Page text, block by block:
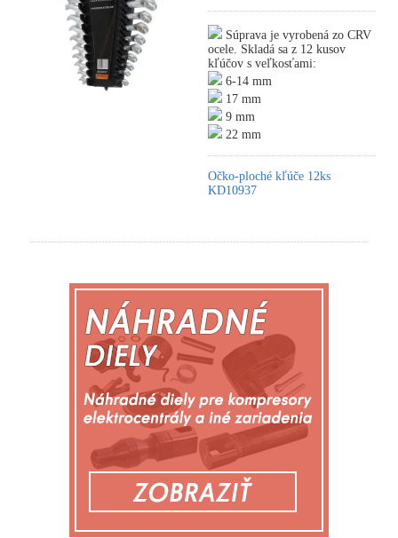
Súprava je vyrobená zo CRV
ocele. Skladá sa z 12 kusov
kľúčov s veľkosťami:
6-14 mm
17 mm
9 mm
22 mm
Očko-ploché kľúče 12ks
KD10937